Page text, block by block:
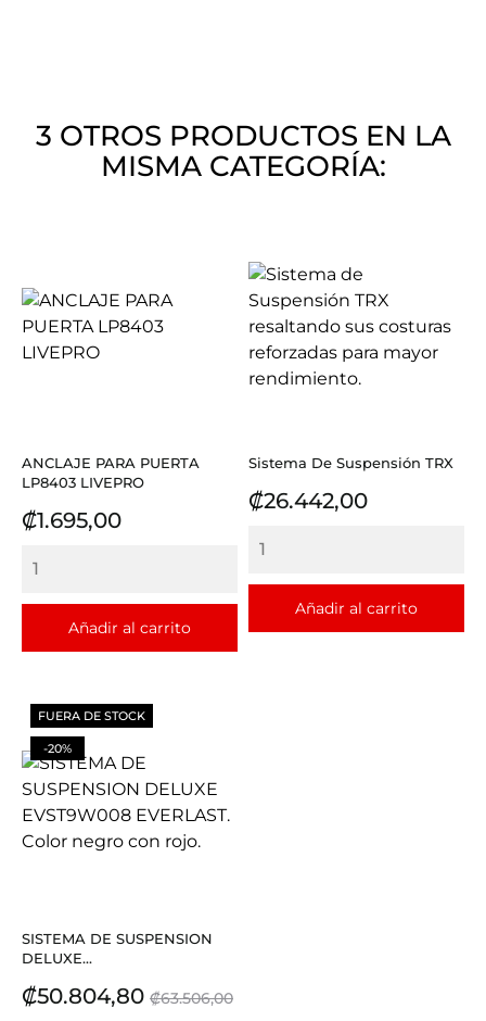
3 OTROS PRODUCTOS EN LA
MISMA CATEGORÍA:
ANCLAJE PARA PUERTA
LP8403 LIVEPRO
Precio
₡1.695,00
Añadir al carrito
Sistema De Suspensión TRX
Precio
₡26.442,00
Añadir al carrito
SISTEMA DE SUSPENSION
DELUXE...
Precio
₡50.804,80 Precio
₡63.506,00
FUERA DE STOCK
-20%